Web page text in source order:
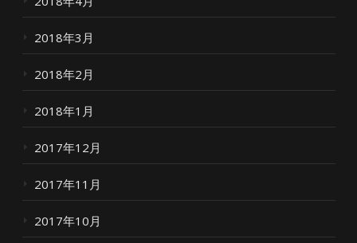
2018年3月
2018年2月
2018年1月
2017年12月
2017年11月
2017年10月